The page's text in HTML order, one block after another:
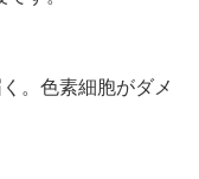
。色素細胞がダメ